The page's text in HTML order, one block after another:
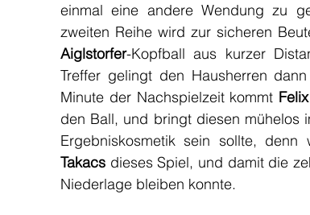
einmal eine andere Wendung zu
zweiten Reihe wird zur sicheren
Aiglstorfer-Kopfball aus kurzer
Treffer gelingt den Hausherren
Minute der Nachspielzeit kommt
den Ball, und bringt diesen mühelos
Takacs dieses Spiel, und damit die
Niederlage bleiben konnte.